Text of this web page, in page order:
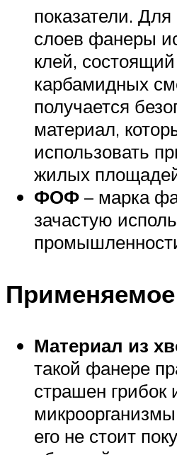
показатели.
слоев фанеры
клей,
карбамидных
получается
материал,
использовать
жилых
ФОФ – марка
зачастую
Материал из
такой фанере
страшен
его не стоит